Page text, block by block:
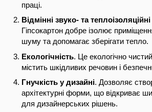
праці.
Відмінні звуко- та
Гіпсокартон добре ізолює
шуму та допомагає зберігати тепло.
Екологічність. Це екологічно
містить шкідливих речовин і
Гнучкість у дизайні. Дозволяє
архітектурні форми, що відкриває
для дизайнерських рішень.